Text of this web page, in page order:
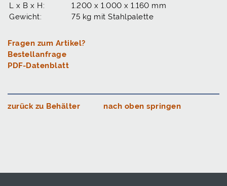
L x B x H:
1.200 x 1.000 x 1.160 mm
Gewicht:
75 kg mit Stahlpalette
Fragen zum Artikel?
Bestellanfrage
PDF-Datenblatt
zurück zu Behälter nach oben springen